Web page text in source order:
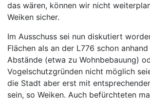
das wären, können wir nicht
Weiken sicher.
Im Ausschuss sei nun diskutiert
Flächen als an der L776 schon
Abstände (etwa zu Wohnbebauung)
Vogelschutzgründen nicht möglich
die Stadt aber erst mit
sein, so Weiken. Auch befürchteten